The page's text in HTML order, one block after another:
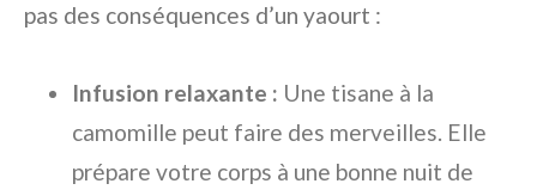
pas des conséquences d’un yaourt :
Infusion relaxante : Une tisane à la
camomille peut faire des merveilles. Elle
prépare votre corps à une bonne nuit de